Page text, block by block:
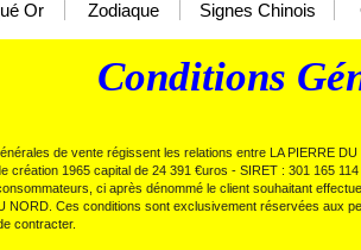
Or Zodiaque Signes Chinois
Conditions
de vente régissent les relations entre LA PIERRE
création 1965 capital de 24 391 €uros - SIRET : 301 165
ci après dénommé le client souhaitant
NORD. Ces conditions sont exclusivement réservées aux
contracter.